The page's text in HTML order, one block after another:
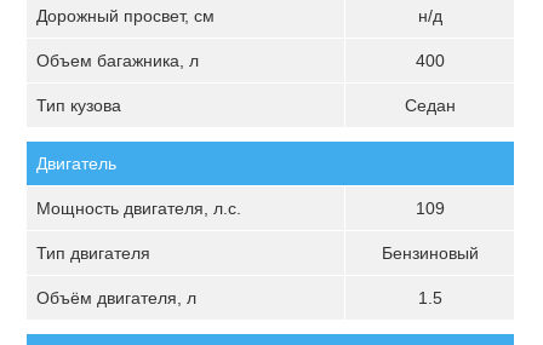
Дорожный просвет, см н/д
Объем багажника, л 400
Тип кузова Седан
Двигатель
Мощность двигателя, л.с. 109
Тип двигателя Бензиновый
Объём двигателя, л 1.5